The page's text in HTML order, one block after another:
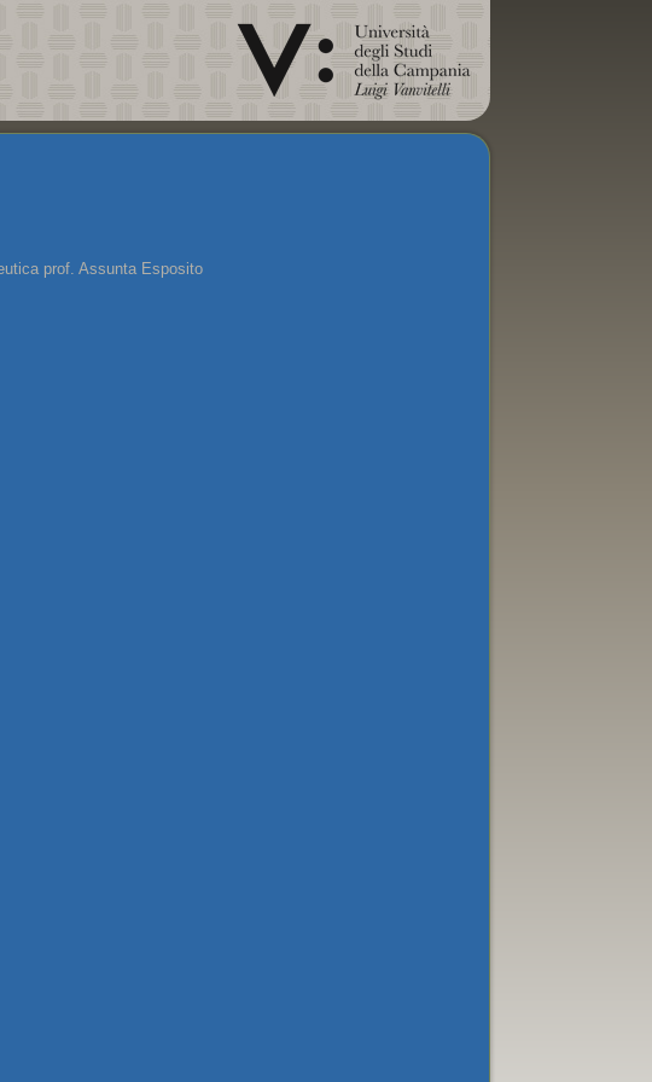
prof. Assunta Esposito